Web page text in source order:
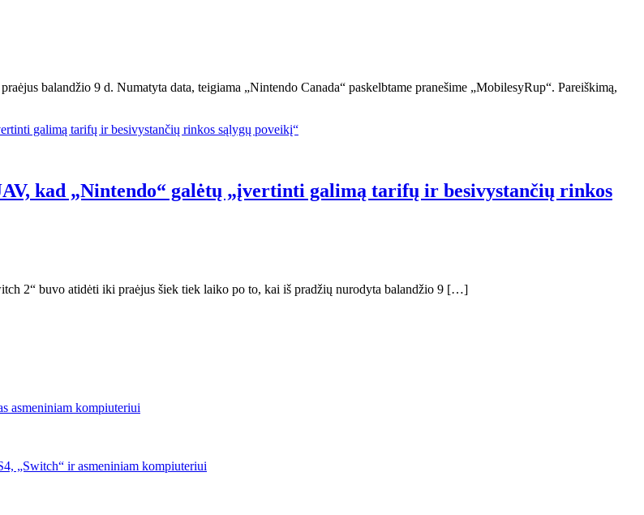
balandžio 9 d. Numatyta data, teigiama „Nintendo Canada“ paskelbtame pranešime „MobilesyRup“. Pareiškimą,
kad „Nintendo“ galėtų „įvertinti galimą tarifų ir besivystančių rinkos
2“ buvo atidėti iki praėjus šiek tiek laiko po to, kai iš pradžių nurodyta balandžio 9 […]
asmeniniam kompiuteriui
„Switch“ ir asmeniniam kompiuteriui